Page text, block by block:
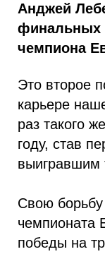
Анджей
финальных
чемпиона
Это второе
карьере
раз такого
году, став
выигравшим
Свою
чемпионата
победы на